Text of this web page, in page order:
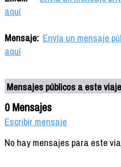
aquí
Mensaje: Envía un mensaje
aquí
Mensajes públicos a este
0 Mensajes
Escribir mensaje
No hay mensajes para este